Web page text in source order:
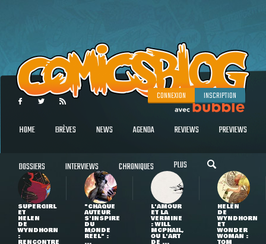
CONNEXION INSCRIPTION
HOME BRÈVES NEWS AGENDA REVIEWS PREVIEWS
DOSSIERS INTERVIEWS CHRONIQUES PLUS
SUPERGIRL
ET
HELEN
DE
WYNDHORN
:
RENCONTRE
"CHAQUE
AUTEUR
S'INSPIRE
DU
MONDE
RÉEL" :
...
L'AMOUR
ET LA
VERMINE
: WILL
MCPHAIL,
OU L'ART
DE ...
HELEN
DE
WYNDHORN
ET
WONDER
WOMAN :
TOM